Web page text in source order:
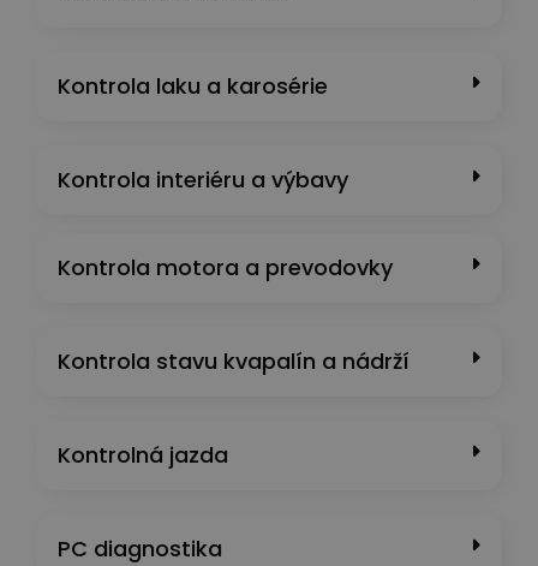
Kontrola laku a karosérie
Kontrola interiéru a výbavy
Kontrola motora a prevodovky
Kontrola stavu kvapalín a nádrží
Kontrolná jazda
PC diagnostika